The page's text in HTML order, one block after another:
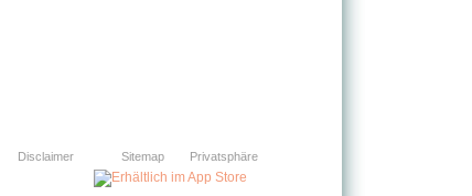
Disclaimer Sitemap Privatsphäre